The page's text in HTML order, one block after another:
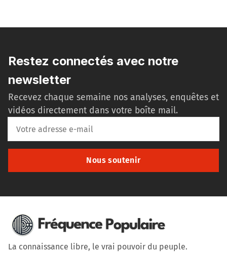
Restez connectés avec notre
newsletter
Recevez chaque semaine nos analyses, enquêtes et
vidéos directement dans votre boîte mail.
Nous soutenir
La connaissance libre, le vrai pouvoir du peuple.